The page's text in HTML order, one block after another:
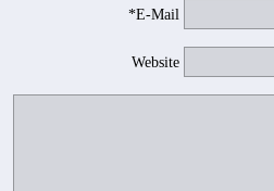
E-Mail*
Website